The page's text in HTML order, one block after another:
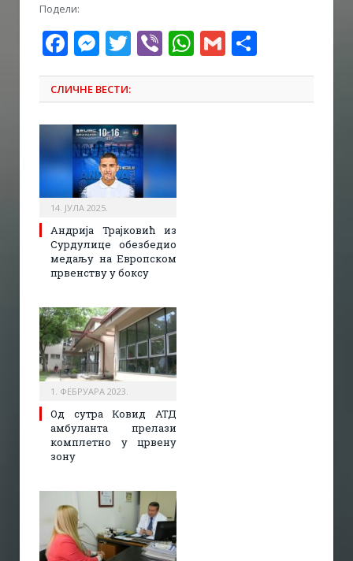
Подели:
Facebook
Messenger
Twitter
ViberWhatsApp
Gmail
СЛИЧНЕ ВЕСТИ:
14. ЈУЛА 2025.
Андрија Трајковић из
Сурдулице обезбедио
медаљу на Европском
првенству у боксу
1. ФЕБРУАРА 2023.
Од сутра Ковид АТД
амбуланта прелази
комплетно у црвену
зону